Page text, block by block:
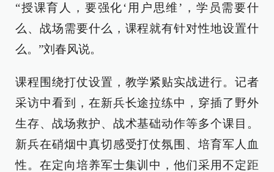
“授课育人，要强化‘用户思维’，学员需要什
么、战场需要什么，课程就有针对性地设置什
么。”刘春风说。
课程围绕打仗设置，教学紧贴实战进行。记者
采访中看到，在新兵长途拉练中，穿插了野外
生存、战场救护、战术基础动作等多个课目。
新兵在硝烟中真切感受打仗氛围、培育军人血
性。在定向培养军士集训中，他们采用不定距